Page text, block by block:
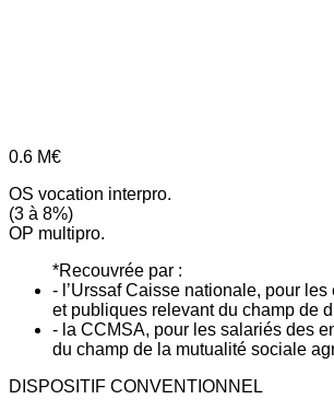
0.6 M€
OS vocation interpro.
(3 à 8%)
OP multipro.
*Recouvrée par :
- l’Urssaf Caisse nationale, pour
et publiques relevant du champ de
- la CCMSA, pour les salariés des
du champ de la mutualité sociale
DISPOSITIF CONVENTIONNEL